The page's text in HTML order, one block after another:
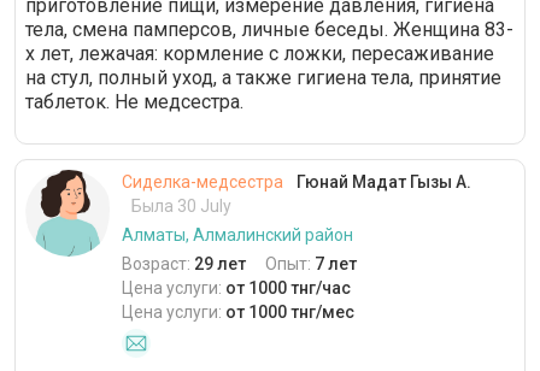
приготовление пищи, измерение давления, гигиена
тела, смена памперсов, личные беседы. Женщина 83-
х лет, лежачая: кормление с ложки, пересаживание
на стул, полный уход, а также гигиена тела, принятие
таблеток. Не медсестра.
Сиделка-медсестра
Гюнай Мадат Гызы А.
Была 30 July
Алматы, Алмалинский район
Возраст: 29 лет Опыт: 7 лет
Цена услуги: от 1000 тнг/час
Цена услуги: от 1000 тнг/мес